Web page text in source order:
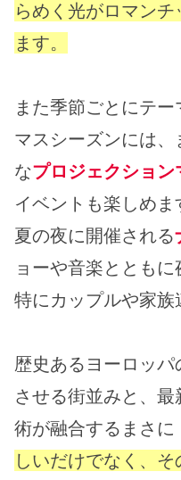
らめく光がロマン
ます。
また季節ごとにテ
マスシーズンには、
なプロジェクション
イベントも楽しめま
夏の夜に開催される
ョーや音楽とともに
特にカップルや家族
歴史あるヨーロッ
させる街並みと、最
術が融合するまさに
しいだけでなく、